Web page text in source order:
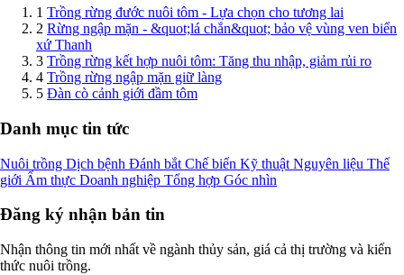
1 Trồng rừng đước nuôi tôm - Lựa chọn cho tương lai
2 Rừng ngập mặn - &quot;lá chắn&quot; bảo vệ vùng ven biển
xứ Thanh
3 Trồng rừng kết hợp nuôi tôm: Tăng thu nhập, giảm rủi ro
4 Trồng rừng ngập mặn giữ làng
5 Đàn cò cảnh giới đầm tôm
Danh mục tin tức
Nuôi trồng Dịch bệnh Đánh bắt Chế biến Kỹ thuật Nguyên liệu Thế
giới Ẩm thực Doanh nghiệp Tổng hợp Góc nhìn
Đăng ký nhận bản tin
Nhận thông tin mới nhất về ngành thủy sản, giá cả thị trường và kiến
thức nuôi trồng.